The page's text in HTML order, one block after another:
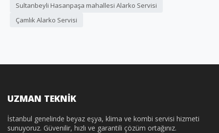
Sultanbeyli Hasanpaşa mahallesi Alarko Servisi
Çamlık Alarko Servisi
UZMAN TEKNİK
İstanbul genelinde beyaz eşya, klima ve kombi servisi hizmeti
sunuyoruz. Güvenilir, hızlı ve garantili çözüm ortağınız.